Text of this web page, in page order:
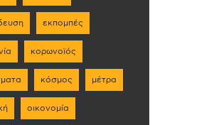
εκπομπές
κορωνοϊός
κόσμος μέτρα
οικονομία